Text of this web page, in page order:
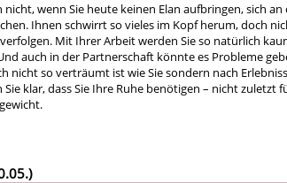
nicht, wenn Sie heute keinen Elan aufbringen, sich an
Ihnen schwirrt so vieles im Kopf herum, doch
Mit Ihrer Arbeit werden Sie so natürlich
auch in der Partnerschaft könnte es Probleme
nicht so verträumt ist wie Sie sondern nach
klar, dass Sie Ihre Ruhe benötigen – nicht zuletzt